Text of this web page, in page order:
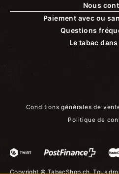
Nous
Paiement avec ou
Questions
Le tabac
Conditions générales de
Politique de
Copyright © TabacShop.ch. Tous